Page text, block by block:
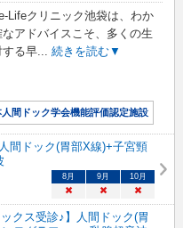
Lifeクリニック池袋は、わか
なアドバイスこそ、多くの生
る早... 続きを読む▼
人間ドック学会機能評価認定施設
間ドック(胃部X線)+子宮頸
8 月 9 月 10月
× × ×
クス受診♪】人間ドック(胃